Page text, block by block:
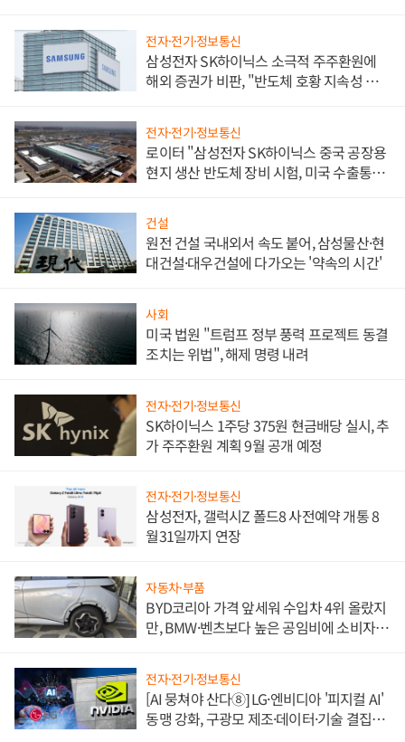
전자·전기·정보통신
삼성전자 SK하이닉스 소극적 주주환원에
해외 증권가 비판, "반도체 호황 지속성 의
전자·전기·정보통신
로이터 "삼성전자 SK하이닉스 중국 공장용
현지 생산 반도체 장비 시험, 미국 수출통제
건설
원전 건설 국내외서 속도 붙어, 삼성물산·현
대건설·대우건설에 다가오는 '약속의 시간'
사회
미국 법원 "트럼프 정부 풍력 프로젝트 동결
조치는 위법", 해제 명령 내려
전자·전기·정보통신
SK하이닉스 1주당 375원 현금배당 실시, 추
가 주주환원 계획 9월 공개 예정
전자·전기·정보통신
삼성전자, 갤럭시Z 폴드8 사전예약 개통 8
월31일까지 연장
자동차·부품
BYD코리아 가격 앞세워 수입차 4위 올랐지
만, BMW·벤츠보다 높은 공임비에 소비자
전자·전기·정보통신
[AI 뭉쳐야 산다⑧] LG·엔비디아 '피지컬 AI'
동맹 강화, 구광모 제조·데이터·기술 결집